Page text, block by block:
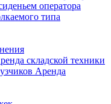
оператора
типа
складской техники
Аренда